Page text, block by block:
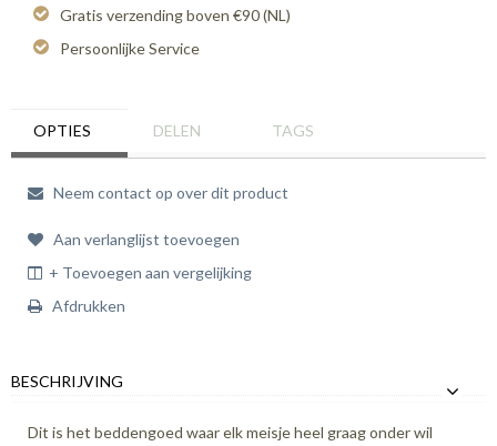
Gratis verzending boven €90 (NL)
Persoonlijke Service
OPTIES DELEN TAGS
Neem contact op over dit product
Aan verlanglijst toevoegen
+ Toevoegen aan vergelijking
Afdrukken
BESCHRIJVING
Dit is het beddengoed waar elk meisje heel graag onder wil